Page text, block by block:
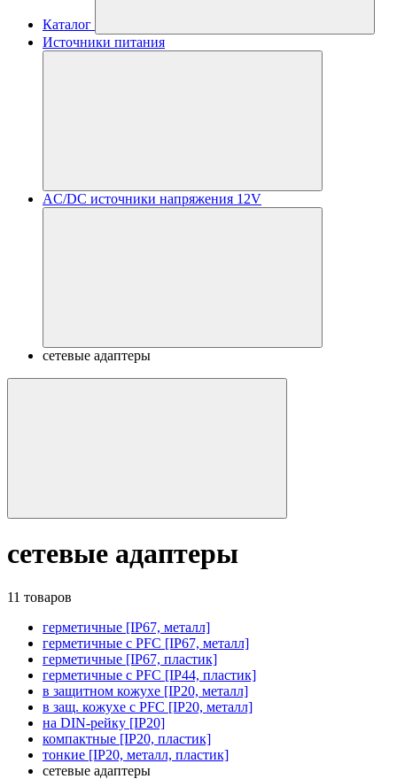
Каталог
Источники питания
AC/DC источники напряжения 12V
сетевые адаптеры
сетевые адаптеры
11 товаров
герметичные [IP67, металл]
герметичные с PFC [IP67, металл]
герметичные [IP67, пластик]
герметичные с PFC [IP44, пластик]
в защитном кожухе [IP20, металл]
в защ. кожухе с PFC [IP20, металл]
на DIN-рейку [IP20]
компактные [IP20, пластик]
тонкие [IP20, металл, пластик]
сетевые адаптеры